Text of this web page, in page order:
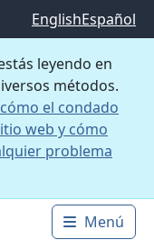
EnglishEspañol
leyendo en
métodos.
el condado
web y cómo
problema
Menú